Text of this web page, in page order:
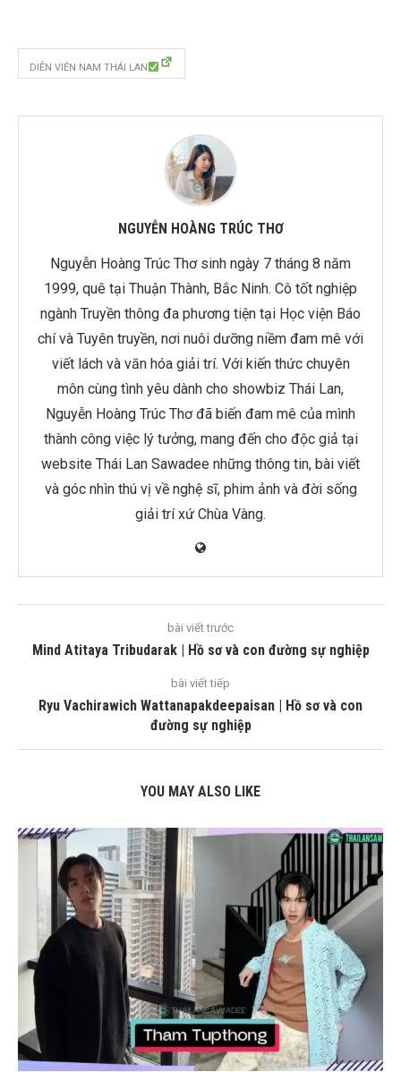
DIỄN VIÊN NAM THÁI LAN
NGUYỄN HOÀNG TRÚC THƠ
Nguyễn Hoàng Trúc Thơ sinh ngày 7 tháng 8 năm
1999, quê tại Thuận Thành, Bắc Ninh. Cô tốt nghiệp
ngành Truyền thông đa phương tiện tại Học viện Báo
chí và Tuyên truyền, nơi nuôi dưỡng niềm đam mê với
viết lách và văn hóa giải trí. Với kiến thức chuyên
môn cùng tình yêu dành cho showbiz Thái Lan,
Nguyễn Hoàng Trúc Thơ đã biến đam mê của mình
thành công việc lý tưởng, mang đến cho độc giả tại
website Thái Lan Sawadee những thông tin, bài viết
và góc nhìn thú vị về nghệ sĩ, phim ảnh và đời sống
giải trí xứ Chùa Vàng.
bài viết trước
Mind Atitaya Tribudarak | Hồ sơ và con đường sự nghiệp
bài viết tiếp
Ryu Vachirawich Wattanapakdeepaisan | Hồ sơ và con
đường sự nghiệp
YOU MAY ALSO LIKE